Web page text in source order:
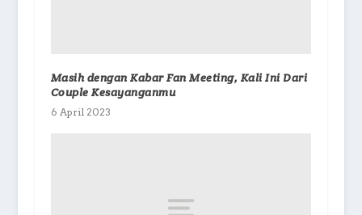
Masih dengan Kabar Fan Meeting, Kali Ini Dari
Couple Kesayanganmu
6 April 2023